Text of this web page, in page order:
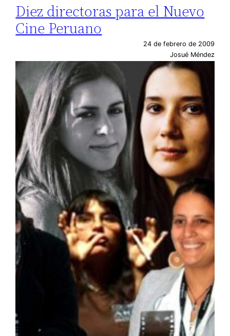
Diez directoras para el Nuevo
Cine Peruano
24 de febrero de 2009
Josué Méndez